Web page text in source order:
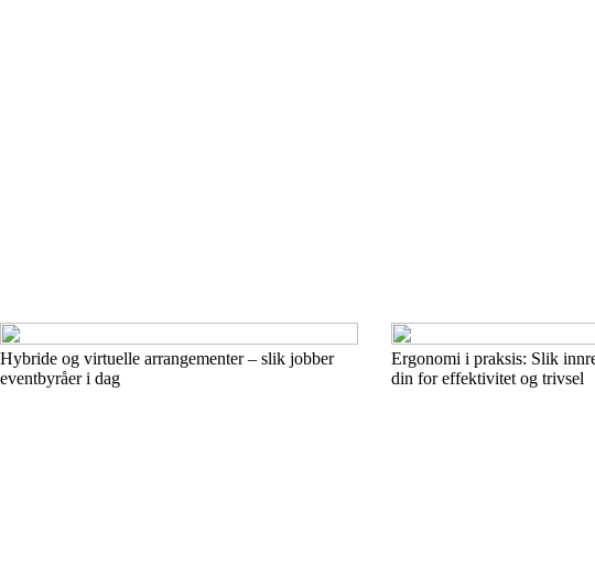
Hybride og virtuelle arrangementer – slik jobber
eventbyråer i dag
Ergonomi i praksis: Slik
din for effektivitet og trivsel